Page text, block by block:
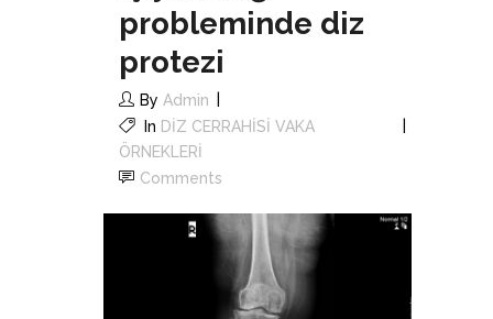
probleminde diz
protezi
By Admin
In DİZ CERRAHİSİ VAKA
ÖRNEKLERİ
Comments